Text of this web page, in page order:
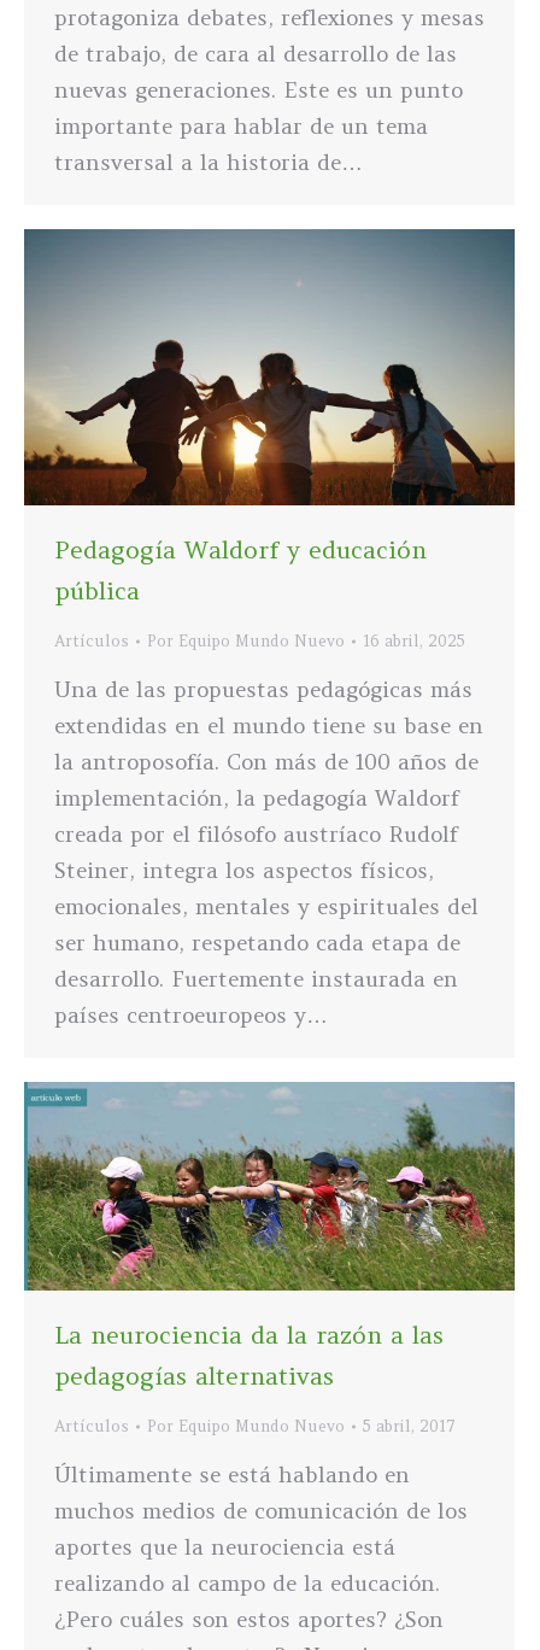
protagoniza debates, reflexiones y mesas
de trabajo, de cara al desarrollo de las
nuevas generaciones. Este es un punto
importante para hablar de un tema
transversal a la historia de…
Pedagogía Waldorf y educación
pública
Artículos Por Equipo Mundo Nuevo 16 abril, 2025
Una de las propuestas pedagógicas más
extendidas en el mundo tiene su base en
la antroposofía. Con más de 100 años de
implementación, la pedagogía Waldorf
creada por el filósofo austríaco Rudolf
Steiner, integra los aspectos físicos,
emocionales, mentales y espirituales del
ser humano, respetando cada etapa de
desarrollo. Fuertemente instaurada en
países centroeuropeos y…
La neurociencia da la razón a las
pedagogías alternativas
Artículos Por Equipo Mundo Nuevo 5 abril, 2017
Últimamente se está hablando en
muchos medios de comunicación de los
aportes que la neurociencia está
realizando al campo de la educación.
¿Pero cuáles son estos aportes? ¿Son